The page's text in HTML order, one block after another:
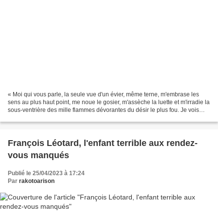
« Moi qui vous parle, la seule vue d'un évier, même terne, m'embrase les
sens au plus haut point, me noue le gosier, m'assèche la luette et m'irradie la
sous-ventrière des mille flammes dévorantes du désir le plus fou. Je vois
François Léotard, l'enfant terrible aux rendez-
vous manqués
Publié le 25/04/2023 à 17:24
Par rakotoarison